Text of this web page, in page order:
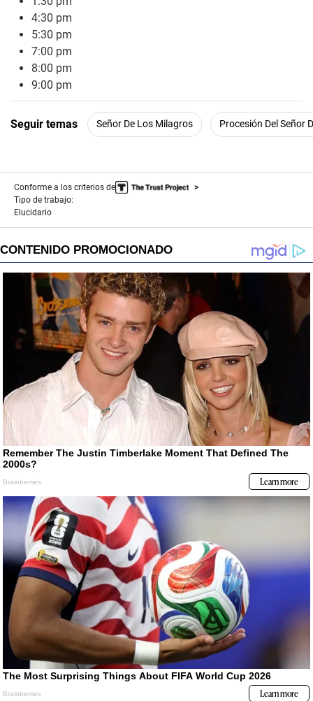
4:30 pm
5:30 pm
7:00 pm
8:00 pm
9:00 pm
Seguir temas Señor De Los Milagros Procesión Del Señor
Conforme a los criterios de
Tipo de trabajo:
Elucidario